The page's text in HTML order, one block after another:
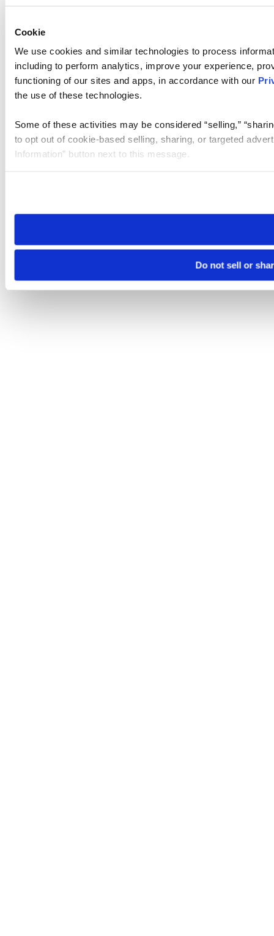
Cookie
We use cookies and similar technologies to process
including to perform analytics, improve your experience,
functioning of our sites and apps, in accordance with our
the use of these technologies.
Some of these activities may be considered “selling,”
to opt out of cookie-based selling, sharing, or targeted
Information” button next to this message.
need to be set again.
Do not sell or